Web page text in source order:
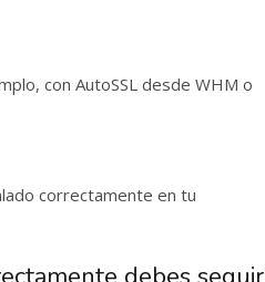
con AutoSSL desde WHM o
correctamente en tu